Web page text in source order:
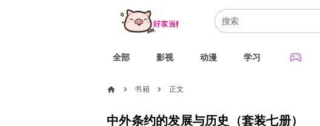
全部 影视 动漫 学习 sports_esports
home chevron_right 书籍 chevron_right 正文
中外条约的发展与历史（套装七册）